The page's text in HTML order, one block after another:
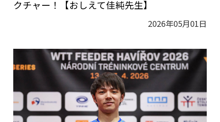
クチャー！【おしえて佳純先生】
2026年05月01日